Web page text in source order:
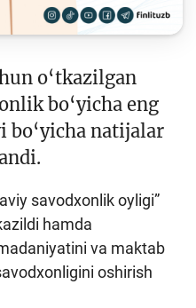
o‘tkazilgan
bo‘yicha eng
bo‘yicha natijalar
savodxonlik oyligi”
hamda
va maktab
oshirish